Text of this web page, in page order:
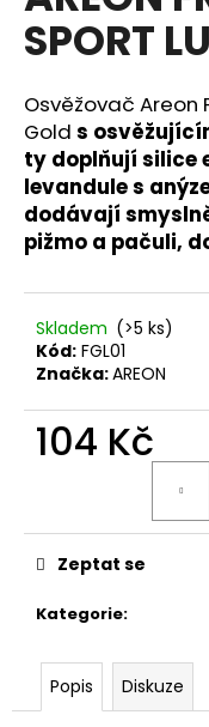
0,0
z
hvězdiček.
SPORT
Osvěžovač Areon
Gold s
ty doplňují silice
levandule s
dodávají
pižmo a pačuli,
Skladem (>5 ks)
Kód: FGL01
Značka:AREON
104 Kč
Kategorie:
Zeptat se
Popis Diskuze
a
j
í
t
?
D
o
p
č
u
e